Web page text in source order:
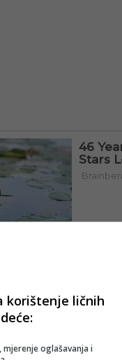
korištenje ličnih
oglašavanja i